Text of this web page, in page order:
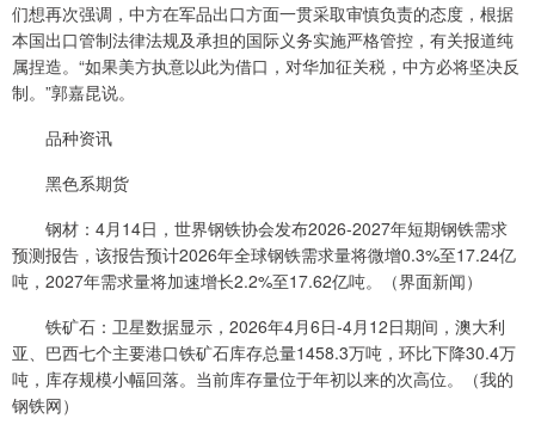
们想再次强调，中方在军品出口方面一贯采取审慎负责的态度，根据
本国出口管制法律法规及承担的国际义务实施严格管控，有关报道纯
属捏造。“如果美方执意以此为借口，对华加征关税，中方必将坚决反
制。”郭嘉昆说。
品种资讯
黑色系期货
钢材：4月14日，世界钢铁协会发布2026-2027年短期钢铁需求
预测报告，该报告预计2026年全球钢铁需求量将微增0.3%至17.24亿
吨，2027年需求量将加速增长2.2%至17.62亿吨。（界面新闻）
铁矿石：卫星数据显示，2026年4月6日-4月12日期间，澳大利
亚、巴西七个主要港口铁矿石库存总量1458.3万吨，环比下降30.4万
吨，库存规模小幅回落。当前库存量位于年初以来的次高位。（我的
钢铁网）